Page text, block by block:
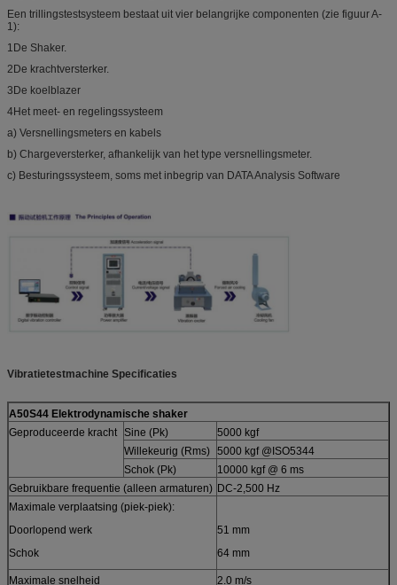
Een trillingstestsysteem bestaat uit vier belangrijke componenten (zie figuur A-
1):
1De Shaker.
2De krachtversterker.
3De koelblazer
4Het meet- en regelingssysteem
a) Versnellingsmeters en kabels
b) Chargeversterker, afhankelijk van het type versnellingsmeter.
c) Besturingssysteem, soms met inbegrip van DATA Analysis Software
Vibratietestmachine Specificaties
A50S44 Elektrodynamische shaker
Geproduceerde kracht Sine (Pk)
5000 kgf
Willekeurig (Rms) 5000 kgf @ISO5344
Schok (Pk)
10000 kgf @ 6 ms
Gebruikbare frequentie (alleen armaturen) DC-2,500 Hz
Maximale verplaatsing (piek-piek):
Doorlopend werk
Schok
51 mm
64 mm
Maximale snelheid 2.0 m/s